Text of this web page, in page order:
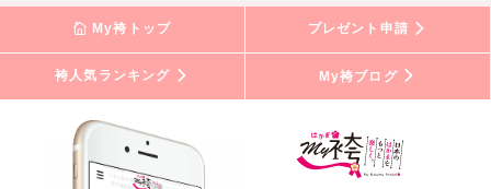
My袴トップ プレゼント申請
袴人気ランキング My袴ブログ